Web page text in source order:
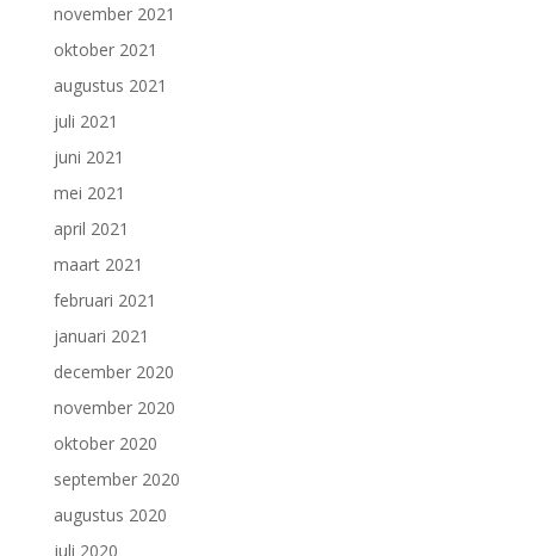
november 2021
oktober 2021
augustus 2021
juli 2021
juni 2021
mei 2021
april 2021
maart 2021
februari 2021
januari 2021
december 2020
november 2020
oktober 2020
september 2020
augustus 2020
juli 2020